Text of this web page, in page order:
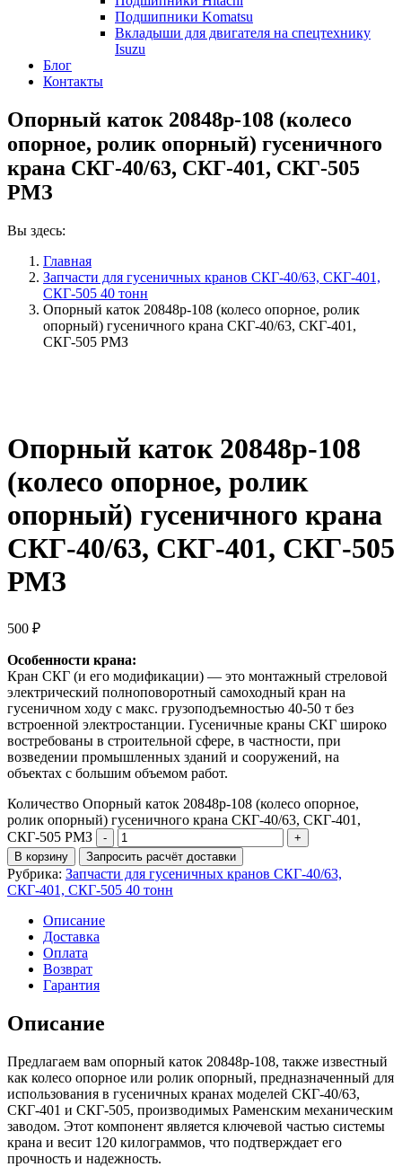
Подшипники Komatsu
Вкладыши для двигателя на спецтехнику
Isuzu
Блог
Контакты
Опорный каток 20848р-108 (колесо
опорное, ролик опорный) гусеничного
крана СКГ-40/63, СКГ-401, СКГ-505
РМЗ
Вы здесь:
Главная
Запчасти для гусеничных кранов СКГ-40/63, СКГ-401,
СКГ-505 40 тонн
Опорный каток 20848р-108 (колесо опорное, ролик
опорный) гусеничного крана СКГ-40/63, СКГ-401,
СКГ-505 РМЗ
Опорный каток 20848р-108
(колесо опорное, ролик
опорный) гусеничного крана
СКГ-40/63, СКГ-401, СКГ-505
РМЗ
500 ₽
Особенности крана:
Кран СКГ (и его модификации) — это монтажный стреловой
электрический полноповоротный самоходный кран на
гусеничном ходу с макс. грузоподъемностью 40-50 т без
встроенной электростанции. Гусеничные краны СКГ широко
востребованы в строительной сфере, в частности, при
возведении промышленных зданий и сооружений, на
объектах с большим объемом работ.
Количество Опорный каток 20848р-108 (колесо опорное,
ролик опорный) гусеничного крана СКГ-40/63, СКГ-401,
СКГ-505 РМЗ
В корзину Запросить расчёт доставки
Рубрика: Запчасти для гусеничных кранов СКГ-40/63,
СКГ-401, СКГ-505 40 тонн
Описание
Доставка
Оплата
Возврат
Гарантия
Описание
Предлагаем вам опорный каток 20848р-108, также известный
как колесо опорное или ролик опорный, предназначенный для
использования в гусеничных кранах моделей СКГ-40/63,
СКГ-401 и СКГ-505, производимых Раменским механическим
заводом. Этот компонент является ключевой частью системы
крана и весит 120 килограммов, что подтверждает его
прочность и надежность.